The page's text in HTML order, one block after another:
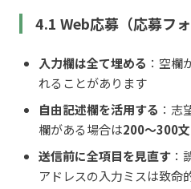
4.1 Web応募（応募フ
入力欄は全て埋める ：空欄
れることがあります
自由記述欄を活用する ：志
欄がある場合は200〜300
送信前に全項目を見直す ：
アドレスの入力ミスは致命